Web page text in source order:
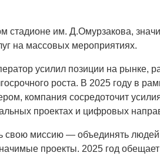
стадионе им. Д.Омурзакова,
на массовых мероприятиях.
усилил позиции на рынке,
роста. В 2025 году в
компания сосредоточит
проектах и цифровых
свою миссию — объединять
проекты. 2025 год